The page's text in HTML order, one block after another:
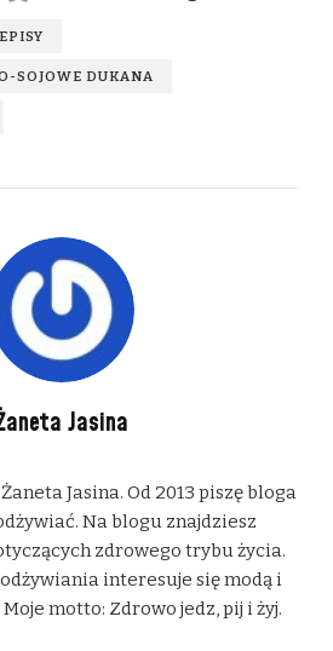
SOJOWE DUKANA
Jasina
Jasina. Od 2013 piszę bloga
Na blogu znajdziesz
zdrowego trybu życia.
interesuje się modą i
motto: Zdrowo jedz, pij i żyj.